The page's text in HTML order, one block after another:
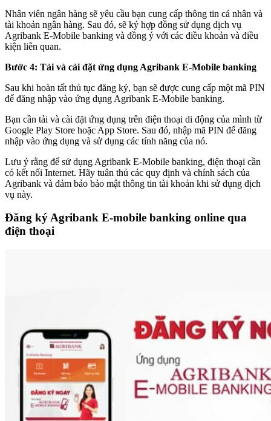
Nhân viên ngân hàng sẽ yêu cầu bạn cung cấp thông tin cá nhân và
tài khoản ngân hàng. Sau đó, sẽ ký hợp đồng sử dụng dịch vụ
Agribank E-Mobile banking và đồng ý với các điều khoản và điều
kiện liên quan.
Bước 4: Tải và cài đặt ứng dụng Agribank E-Mobile banking
Sau khi hoàn tất thủ tục đăng ký, bạn sẽ được cung cấp một mã PIN
để đăng nhập vào ứng dụng Agribank E-Mobile banking.
Bạn cần tải và cài đặt ứng dụng trên điện thoại di động của mình từ
Google Play Store hoặc App Store. Sau đó, nhập mã PIN để đăng
nhập vào ứng dụng và sử dụng các tính năng của nó.
Lưu ý rằng để sử dụng Agribank E-Mobile banking, điện thoại cần
có kết nối Internet. Hãy tuân thủ các quy định và chính sách của
Agribank và đảm bảo bảo mật thông tin tài khoản khi sử dụng dịch
vụ này.
Đăng ký Agribank E-mobile banking online qua
điện thoại